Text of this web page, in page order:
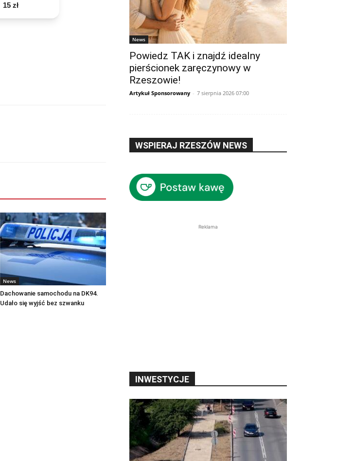
15 zł
News
Dachowanie samochodu na DK94.
Udało się wyjść bez szwanku
News
Powiedz TAK i znajdź idealny
pierścionek zaręczynowy w
Rzeszowie!
Artykuł Sponsorowany - 7 sierpnia 2026 07:00
WSPIERAJ RZESZÓW NEWS
Reklama
INWESTYCJE